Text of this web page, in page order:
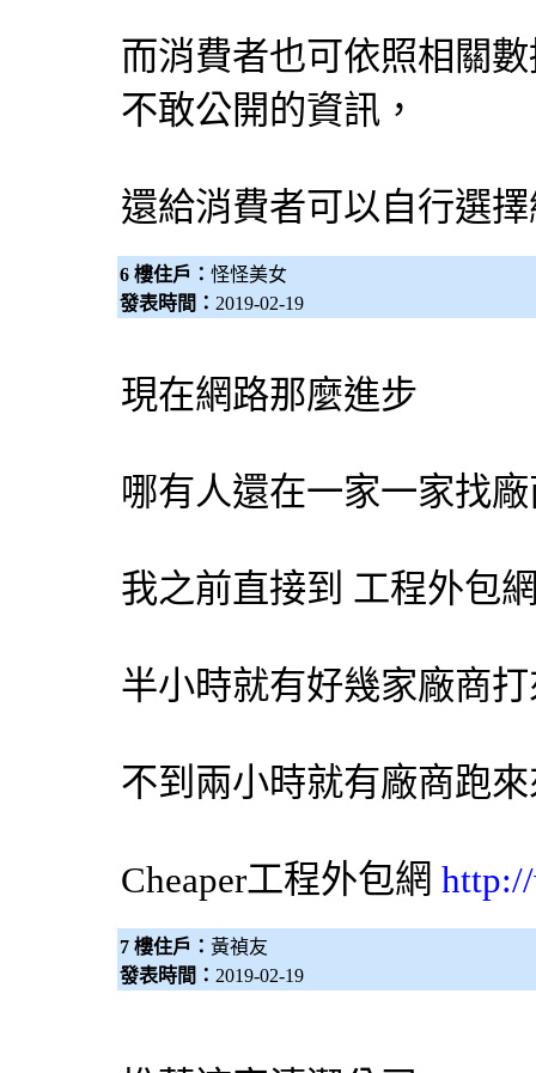
而消費者也可依照相關
不敢公開的資訊，
還給消費者可以自行選
6 樓住戶： 怪怪美女
發表時間： 2019-02-19
現在網路那麼進步
哪有人還在一家一家找
我之前直接到 工程外包
半小時就有好幾家廠商
不到兩小時就有廠商跑
Cheaper工程外包網
7 樓住戶： 黃禎友
發表時間： 2019-02-19